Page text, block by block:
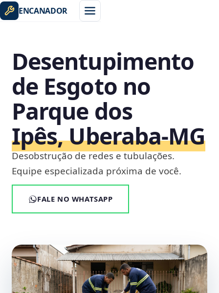
ENCANADOR
Desentupimento
de Esgoto no
Parque dos
Ipês, Uberaba‑MG
Desobstrução de redes e tubulações.
Equipe especializada próxima de você.
FALE NO WHATSAPP